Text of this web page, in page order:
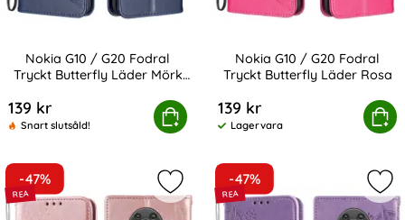
Nokia G10 / G20 Fodral
Tryckt Butterfly Läder Mörk
139 kr
Snart slutsåld!
Köp
G10 / G20 Fodral Tryckt Butterfly Läder Mörk Blå
Nokia G10 / G20 Fodral
Tryckt Butterfly Läder Rosa
139 kr
Tillgänglighet:
Lagervara
Köp
Nokia G10 / G20 Fodral
-47%
Markera nokia G10 / G20 Fodral
-47%